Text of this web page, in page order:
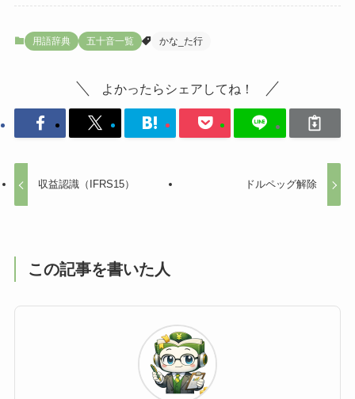
用語辞典 五十音一覧 かな_た行
よかったらシェアしてね！
収益認識（IFRS15） ドルペッグ解除
この記事を書いた人